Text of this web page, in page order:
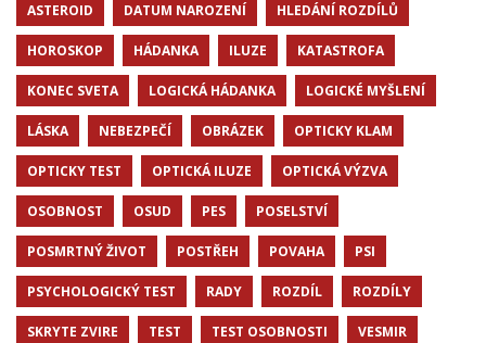
ASTEROID DATUM NAROZENÍ HLEDÁNÍ ROZDÍLŮ
HOROSKOP HÁDANKA ILUZE KATASTROFA
KONEC SVETA LOGICKÁ HÁDANKA LOGICKÉ MYŠLENÍ
LÁSKA NEBEZPEČÍ OBRÁZEK OPTICKY KLAM
OPTICKY TEST OPTICKÁ ILUZE OPTICKÁ VÝZVA
OSOBNOST OSUD PES POSELSTVÍ
POSMRTNÝ ŽIVOT POSTŘEH POVAHA PSI
PSYCHOLOGICKÝ TEST RADY ROZDÍL ROZDÍLY
SKRYTE ZVIRE TEST TEST OSOBNOSTI VESMIR